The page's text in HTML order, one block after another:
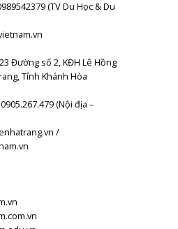
(TV Du Học & Du
Đường số 2, KĐH Lê Hồng
Tỉnh Khánh Hòa
(Nội địa –
/